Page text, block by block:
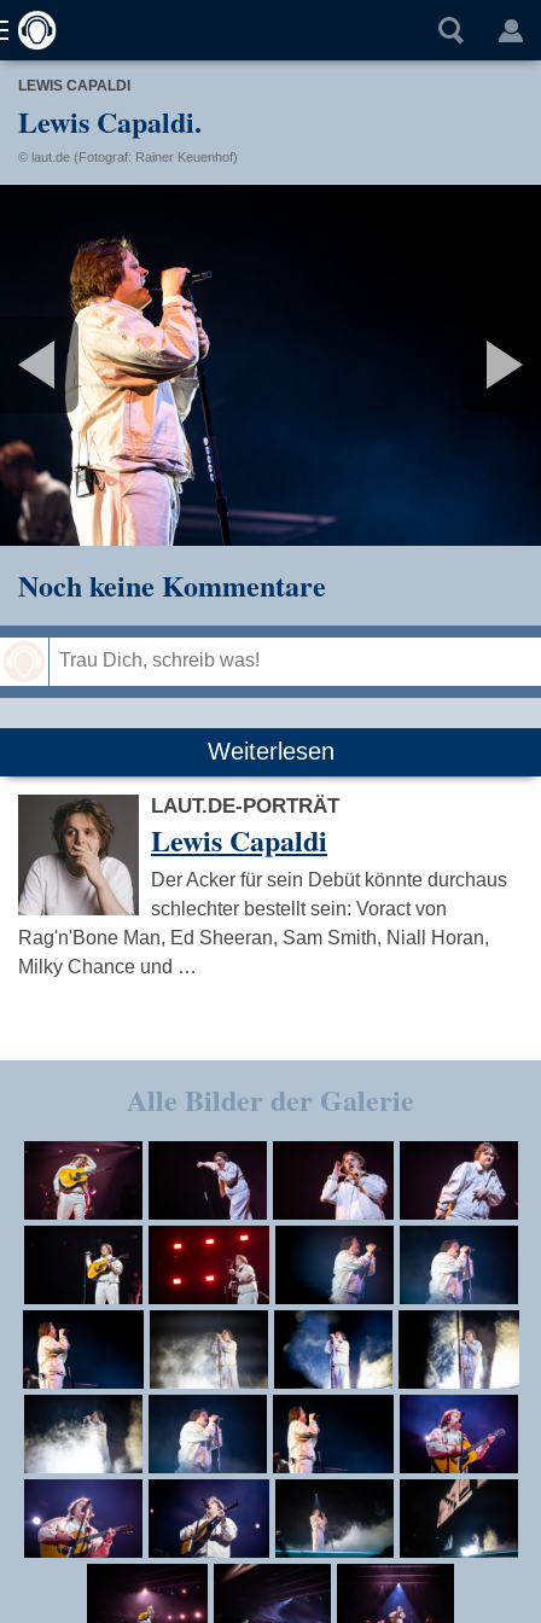
LEWIS CAPALDI
Lewis Capaldi.
© laut.de (Fotograf: Rainer Keuenhof)
Noch keine Kommentare
Weiterlesen
LAUT.DE-PORTRÄT
Lewis Capaldi
Der Acker für sein Debüt könnte durchaus
schlechter bestellt sein: Voract von
Rag'n'Bone Man, Ed Sheeran, Sam Smith, Niall Horan,
Milky Chance und …
Alle Bilder der Galerie